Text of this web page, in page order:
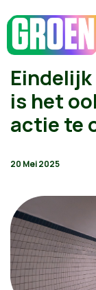
is het
actie te
20 Mei 2025